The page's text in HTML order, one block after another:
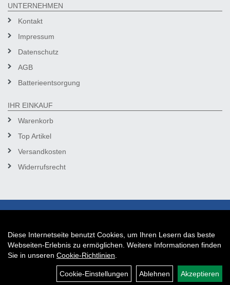
UNTERNEHMEN
Kontakt
Impressum
Datenschutz
AGB
Batterieentsorgung
IHR EINKAUF
Warenkorb
Top Artikel
Versandkosten
Widerrufsrecht
Diese Internetseite benutzt Cookies, um Ihren Lesern das beste
Webseiten-Erlebnis zu ermöglichen. Weitere Informationen finden
Sie in unseren Cookie-Richtlinien
Cookie-Einstellungen Ablehnen Akzeptieren
Auftrag widerrufen